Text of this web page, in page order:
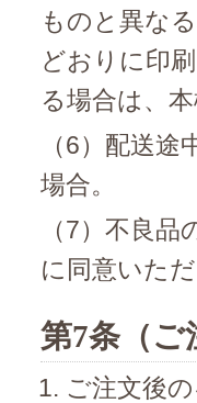
ものと異な
どおりに印
る場合は、
（6）配送
場合。
（7）不良
に同意いた
第7条（ご
ご注文後